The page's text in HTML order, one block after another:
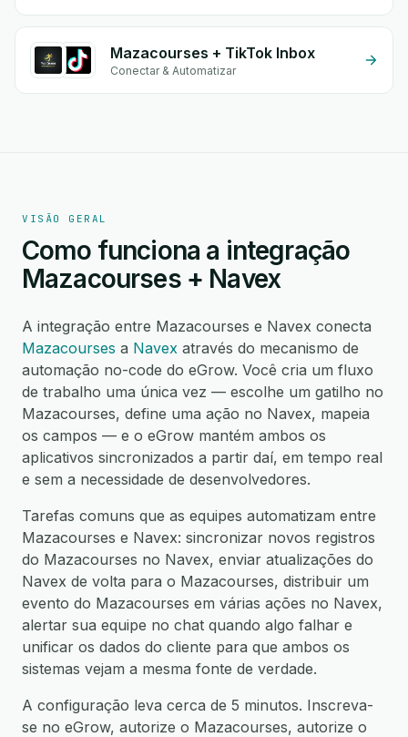
Mazacourses + TikTok Inbox
Conectar & Automatizar
VISÃO GERAL
Como funciona a integração
Mazacourses + Navex
A integração entre Mazacourses e Navex conecta
Mazacourses a Navex através do mecanismo de
automação no-code do eGrow. Você cria um fluxo
de trabalho uma única vez — escolhe um gatilho no
Mazacourses, define uma ação no Navex, mapeia
os campos — e o eGrow mantém ambos os
aplicativos sincronizados a partir daí, em tempo real
e sem a necessidade de desenvolvedores.
Tarefas comuns que as equipes automatizam entre
Mazacourses e Navex: sincronizar novos registros
do Mazacourses no Navex, enviar atualizações do
Navex de volta para o Mazacourses, distribuir um
evento do Mazacourses em várias ações no Navex,
alertar sua equipe no chat quando algo falhar e
unificar os dados do cliente para que ambos os
sistemas vejam a mesma fonte de verdade.
A configuração leva cerca de 5 minutos. Inscreva-
se no eGrow, autorize o Mazacourses, autorize o